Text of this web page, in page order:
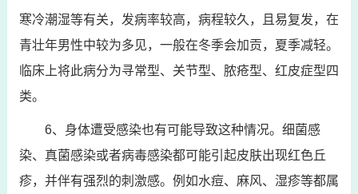
寒冷潮湿等有关，发病率较高，病程较久，且易复发，在
青壮年男性中较为多见，一般在冬季会加贡，夏季减轻。
临床上将此病分为寻常型、关节型、脓疮型、红皮症型四
类。
6、身体遭受感染也有可能导致这种情况。细菌感
染、真菌感染或者病毒感染都可能引起皮肤出现红色丘
疹，并伴有强烈的刺激感。例如水痘、麻风、湿疹等都属